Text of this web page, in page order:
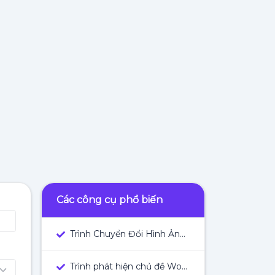
Các công cụ phổ biến
Trình Chuyển Đổi Hình Ảnh Thành Văn Bản
Trình phát hiện chủ đề WordPress